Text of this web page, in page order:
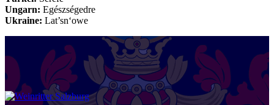
Ungarn: Egészségedre
Ukraine: Lat’sn‘owe